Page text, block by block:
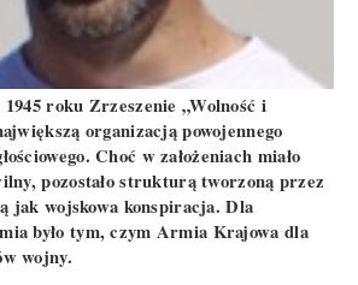
1945 roku Zrzeszenie „Wolność i
organizacją powojennego
Choć w założeniach miało
pozostało strukturą tworzoną przez
jak wojskowa konspiracja. Dla
było tym, czym Armia Krajowa dla
wojny.